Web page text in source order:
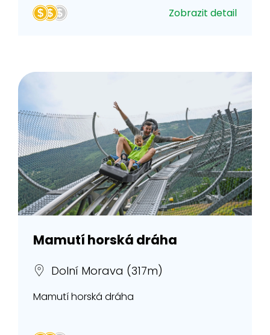
Zobrazit detail
Mamutí horská dráha
Dolní Morava (317m)
Mamutí horská dráha